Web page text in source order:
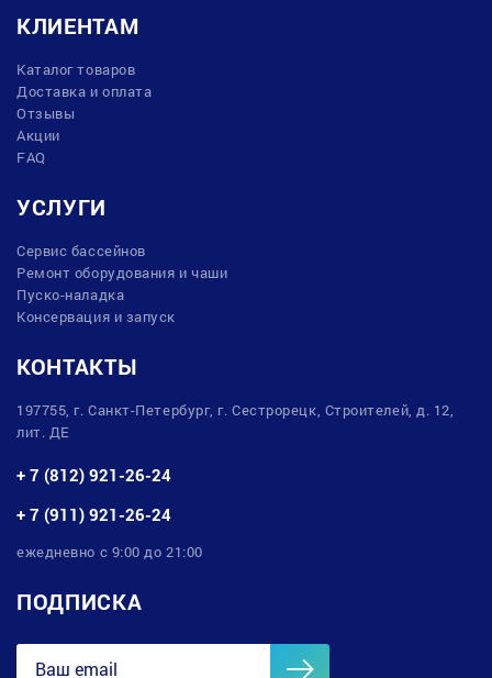
КЛИЕНТАМ
Каталог товаров
Доставка и оплата
Отзывы
Акции
FAQ
УСЛУГИ
Сервис бассейнов
Ремонт оборудования и чаши
Пуско-наладка
Консервация и запуск
КОНТАКТЫ
197755, г. Санкт-Петербург, г. Сестрорецк, Строителей, д. 12,
лит. ДЕ
+ 7 (812) 921-26-24
+ 7 (911) 921-26-24
ежедневно с 9:00 до 21:00
ПОДПИСКА